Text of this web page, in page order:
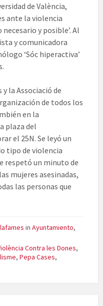
de València,
ante la violencia
y posible’. Al
y comunicadora
‘Sóc hiperactiva’
la Associació de
de todos los
en la
plaza del
el 25N. Se leyó un
tipo de violencia
respetó un minuto de
mujeres asesinadas,
las personas que
in Ayuntamiento,
Contra les Dones,
, Pepa Cases,